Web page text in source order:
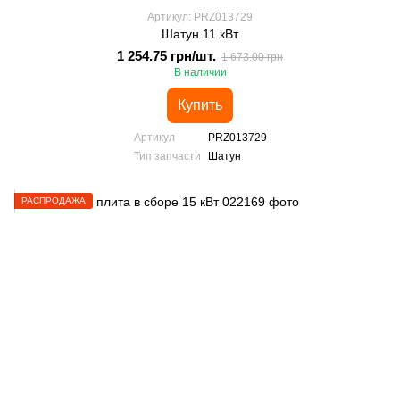
Артикул: PRZ013729
Шатун 11 кВт
1 254.75 грн/шт. 1 673.00 грн
В наличии
Купить
Артикул
PRZ013729
Тип запчасти
Шатун
РАСПРОДАЖА